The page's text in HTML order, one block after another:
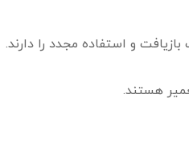
و استفاده مجدد را دارند.
هستند.